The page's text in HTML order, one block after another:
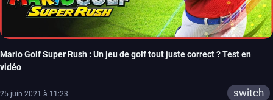
Mario Golf Super Rush : Un jeu de golf tout juste correct ? Test en
vidéo
25 juin 2021 à 11:23 switch